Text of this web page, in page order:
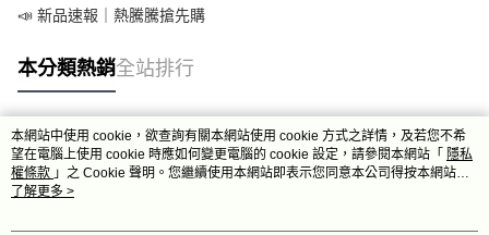
📣 新品速報｜熱騰騰搶先購
本分類熱銷全站排行
熱門標籤
本網站中使用 cookie，欲查詢有關本網站使用 cookie 方式之詳情，及若您不希
望在電腦上使用 cookie 時應如何變更電腦的 cookie 設定，請參閱本網站「 隱私
權條款 」之 Cookie 聲明。您繼續使用本網站即表示您同意本公司得按本網站使
用條款之 Cookie 聲明使用 cookie。
了解更多 >